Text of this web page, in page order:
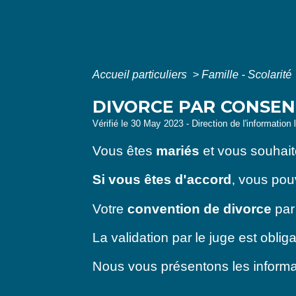
Accueil particuliers > Famille - Scolarité
DIVORCE PAR
Vérifié le 30 May 2023 - Direction de
Vous êtes mariés et vous
Si vous êtes d'accord , vous
Votre convention de divorce
La validation par le juge est
Nous vous présentons les